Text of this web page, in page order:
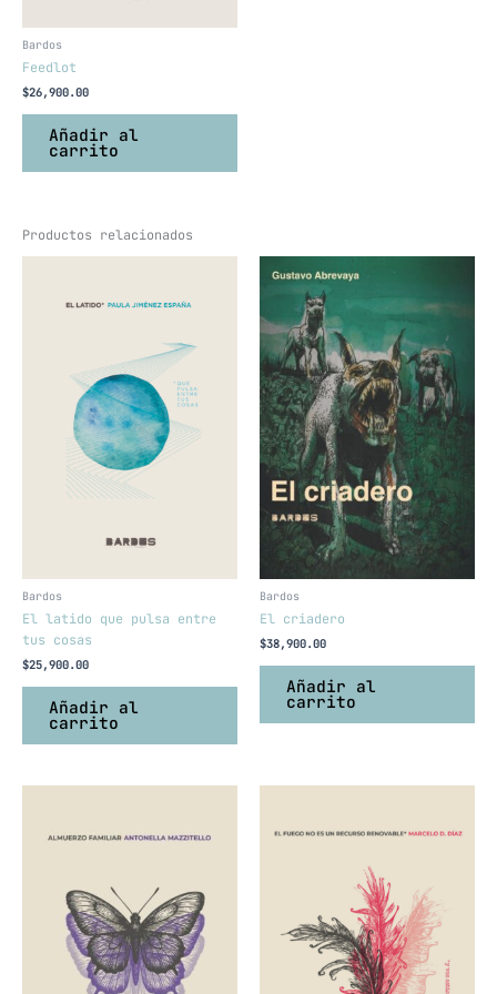
Bardos
Feedlot
$26,900.00
Añadir al
carrito
Productos relacionados
Bardos
El latido que pulsa entre
tus cosas
$25,900.00
Añadir al
carrito
Bardos
El criadero
$38,900.00
Añadir al
carrito